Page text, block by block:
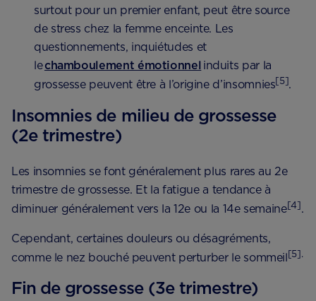
surtout pour un premier enfant, peut être source
de stress chez la femme enceinte. Les
questionnements, inquiétudes et
lechamboulement émotionnel induits par la
grossesse peuvent être à l’origine d’insomnies[5].
Insomnies de milieu de grossesse
(2e trimestre)
Les insomnies se font généralement plus rares au 2e
trimestre de grossesse. Et la fatigue a tendance à
diminuer généralement vers la 12e ou la 14e semaine[4].
Cependant, certaines douleurs ou désagréments,
comme le nez bouché peuvent perturber le sommeil[5].
Fin de grossesse (3e trimestre)